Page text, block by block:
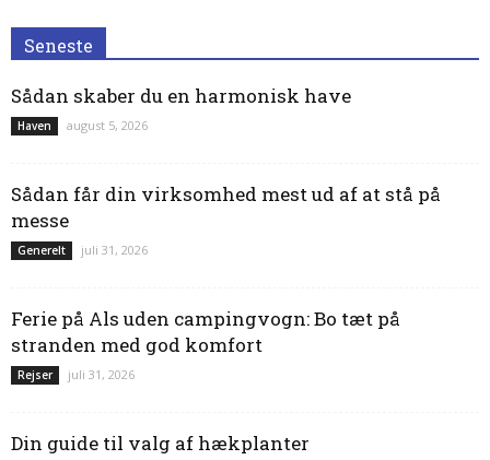
Seneste
Sådan skaber du en harmonisk have
Haven august 5, 2026
Sådan får din virksomhed mest ud af at stå på
messe
Generelt juli 31, 2026
Ferie på Als uden campingvogn: Bo tæt på
stranden med god komfort
Rejser juli 31, 2026
Din guide til valg af hækplanter